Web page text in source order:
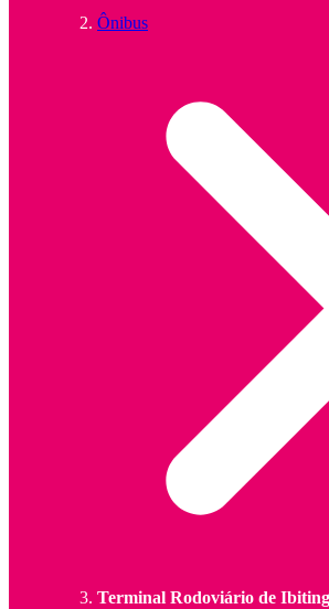
Ônibus
Terminal Rodoviário de